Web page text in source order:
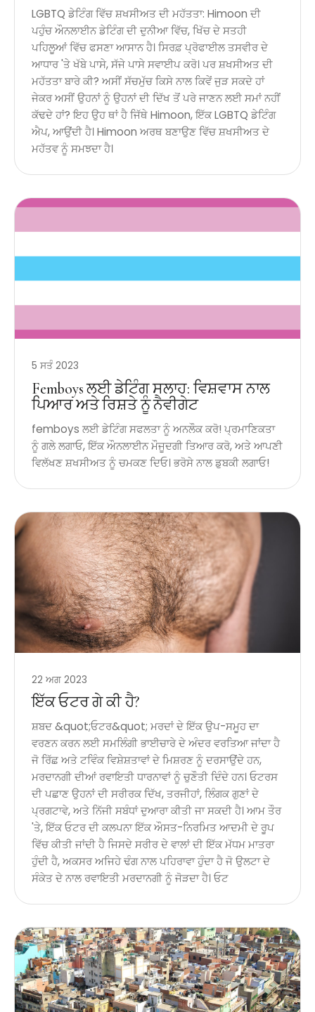
LGBTQ ਡੇਟਿੰਗ ਵਿੱਚ ਸ਼ਖਸੀਅਤ ਦੀ ਮਹੱਤਤਾ: Himoon ਦੀ
ਪਹੁੰਚ ਔਨਲਾਈਨ ਡੇਟਿੰਗ ਦੀ ਦੁਨੀਆ ਵਿੱਚ, ਖਿੱਚ ਦੇ ਸਤਹੀ
ਪਹਿਲੂਆਂ ਵਿੱਚ ਫਸਣਾ ਆਸਾਨ ਹੈ। ਸਿਰਫ਼ ਪ੍ਰੋਫਾਈਲ ਤਸਵੀਰ ਦੇ
ਆਧਾਰ 'ਤੇ ਖੱਬੇ ਪਾਸੇ, ਸੱਜੇ ਪਾਸੇ ਸਵਾਈਪ ਕਰੋ। ਪਰ ਸ਼ਖਸੀਅਤ ਦੀ
ਮਹੱਤਤਾ ਬਾਰੇ ਕੀ? ਅਸੀਂ ਸੱਚਮੁੱਚ ਕਿਸੇ ਨਾਲ ਕਿਵੇਂ ਜੁੜ ਸਕਦੇ ਹਾਂ
ਜੇਕਰ ਅਸੀਂ ਉਹਨਾਂ ਨੂੰ ਉਹਨਾਂ ਦੀ ਦਿੱਖ ਤੋਂ ਪਰੇ ਜਾਣਨ ਲਈ ਸਮਾਂ ਨਹੀਂ
ਕੱਢਦੇ ਹਾਂ? ਇਹ ਉਹ ਥਾਂ ਹੈ ਜਿੱਥੇ Himoon, ਇੱਕ LGBTQ ਡੇਟਿੰਗ
ਐਪ, ਆਉਂਦੀ ਹੈ। Himoon ਅਰਥ ਬਣਾਉਣ ਵਿੱਚ ਸ਼ਖਸੀਅਤ ਦੇ
ਮਹੱਤਵ ਨੂੰ ਸਮਝਦਾ ਹੈ।
5 ਸਤੰ 2023
Femboys ਲਈ ਡੇਟਿੰਗ ਸਲਾਹ: ਵਿਸ਼ਵਾਸ ਨਾਲ
ਪਿਆਰ ਅਤੇ ਰਿਸ਼ਤੇ ਨੂੰ ਨੈਵੀਗੇਟ
femboys ਲਈ ਡੇਟਿੰਗ ਸਫਲਤਾ ਨੂੰ ਅਨਲੌਕ ਕਰੋ! ਪ੍ਰਮਾਣਿਕਤਾ
ਨੂੰ ਗਲੇ ਲਗਾਓ, ਇੱਕ ਔਨਲਾਈਨ ਮੌਜੂਦਗੀ ਤਿਆਰ ਕਰੋ, ਅਤੇ ਆਪਣੀ
ਵਿਲੱਖਣ ਸ਼ਖਸੀਅਤ ਨੂੰ ਚਮਕਣ ਦਿਓ। ਭਰੋਸੇ ਨਾਲ ਡੁਬਕੀ ਲਗਾਓ!
22 ਅਗ 2023
ਇੱਕ ਓਟਰ ਗੇ ਕੀ ਹੈ?
ਸ਼ਬਦ &quot;ਓਟਰ&quot; ਮਰਦਾਂ ਦੇ ਇੱਕ ਉਪ-ਸਮੂਹ ਦਾ
ਵਰਣਨ ਕਰਨ ਲਈ ਸਮਲਿੰਗੀ ਭਾਈਚਾਰੇ ਦੇ ਅੰਦਰ ਵਰਤਿਆ ਜਾਂਦਾ ਹੈ
ਜੋ ਰਿੱਛ ਅਤੇ ਟਵਿੰਕ ਵਿਸ਼ੇਸ਼ਤਾਵਾਂ ਦੇ ਮਿਸ਼ਰਣ ਨੂੰ ਦਰਸਾਉਂਦੇ ਹਨ,
ਮਰਦਾਨਗੀ ਦੀਆਂ ਰਵਾਇਤੀ ਧਾਰਨਾਵਾਂ ਨੂੰ ਚੁਣੌਤੀ ਦਿੰਦੇ ਹਨ। ਓਟਰਸ
ਦੀ ਪਛਾਣ ਉਹਨਾਂ ਦੀ ਸਰੀਰਕ ਦਿੱਖ, ਤਰਜੀਹਾਂ, ਲਿੰਗਕ ਗੁਣਾਂ ਦੇ
ਪ੍ਰਗਟਾਵੇ, ਅਤੇ ਨਿੱਜੀ ਸਬੰਧਾਂ ਦੁਆਰਾ ਕੀਤੀ ਜਾ ਸਕਦੀ ਹੈ। ਆਮ ਤੌਰ
'ਤੇ, ਇੱਕ ਓਟਰ ਦੀ ਕਲਪਨਾ ਇੱਕ ਔਸਤ-ਨਿਰਮਿਤ ਆਦਮੀ ਦੇ ਰੂਪ
ਵਿੱਚ ਕੀਤੀ ਜਾਂਦੀ ਹੈ ਜਿਸਦੇ ਸਰੀਰ ਦੇ ਵਾਲਾਂ ਦੀ ਇੱਕ ਮੱਧਮ ਮਾਤਰਾ
ਹੁੰਦੀ ਹੈ, ਅਕਸਰ ਅਜਿਹੇ ਢੰਗ ਨਾਲ ਪਹਿਰਾਵਾ ਹੁੰਦਾ ਹੈ ਜੋ ਉਲਟਾ ਦੇ
ਸੰਕੇਤ ਦੇ ਨਾਲ ਰਵਾਇਤੀ ਮਰਦਾਨਗੀ ਨੂੰ ਜੋੜਦਾ ਹੈ। ਓਟ